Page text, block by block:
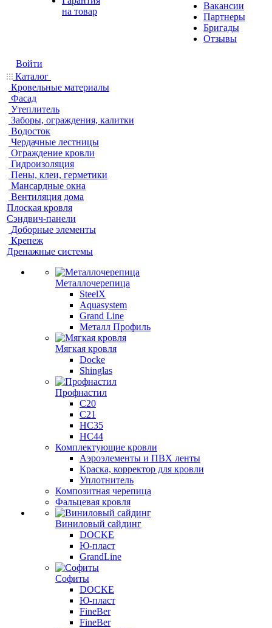
на товар
Вакансии
Партнеры
Бригады
Отзывы
Войти
Каталог
Кровельные материалы
Фасад
Утеплитель
Заборы, ограждения, калитки
Водосток
Чердачные лестницы
Ограждение кровли
Гидроизоляция
Пены, клеи, герметики
Мансардные окна
Вентиляция дома
Плоская кровля
Сэндвич-панели
Доборные элементы
Крепеж
Дренажные системы
Металлочерепица
SteelX
Aquasystem
Grand Line
Металл Профиль
Мягкая кровля
Docke
Shinglas
Профнастил
C20
C21
НС35
НС44
Комплектующие кровли
Аэроэлементы и ПВХ ленты
Краска, корректор для кровли
Уплотнитель
Композитная черепица
Фальцевая кровля
Виниловый сайдинг
DOCKE
Ю-пласт
GrandLine
Софиты
DOCKE
Ю-пласт
FineBer
FineBer